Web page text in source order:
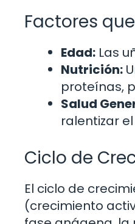
Factores
Edad: Las
Nutrición:
proteínas,
Salud
ralentizar
Ciclo de
El ciclo de
(crecimiento